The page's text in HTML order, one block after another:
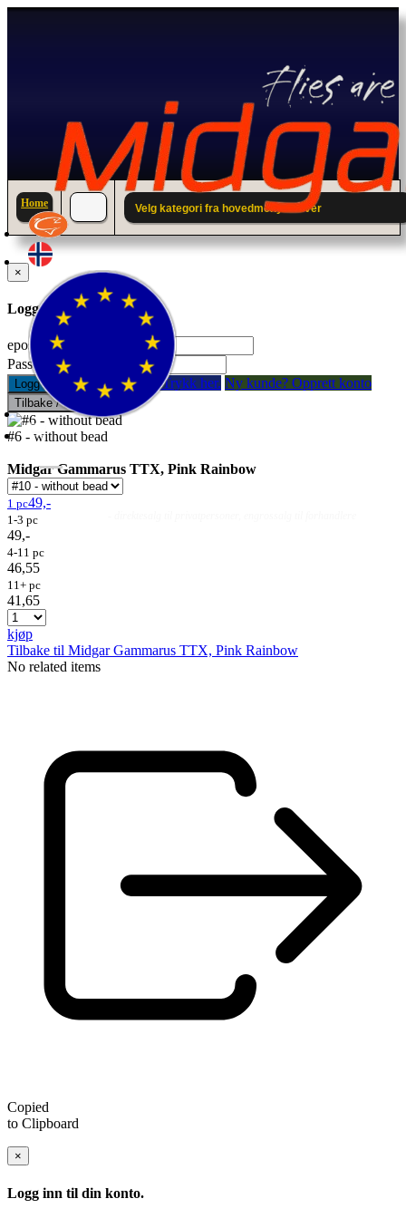
Fluer
Home Velg kategori fra hovedmenyen over
×
Logg inn til din konto.
epostadresse:
Passord:
Logg inn Glemt passord? Trykk her. Ny kunde? Opprett konto
Tilbake / Lukk
#6 - without bead
Midgar Gammarus TTX, Pink Rainbow
1 pc49,-
1-3 pc
49,-
4-11 pc
46,55
11+ pc
41,65
kjøp
Tilbake til Midgar Gammarus TTX, Pink Rainbow
No related items
Copied
to Clipboard
×
Logg inn til din konto.